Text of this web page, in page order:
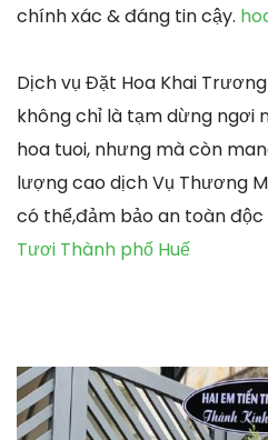
chính xác & đáng tin cậy.
Dịch vụ Đặt Hoa Khai
không chỉ là tạm dừng ngơi
hoa tuoi, nhưng mà còn
lượng cao dịch Vụ Thương
có thể,đảm bảo an toàn
Tươi Thành phố Huế